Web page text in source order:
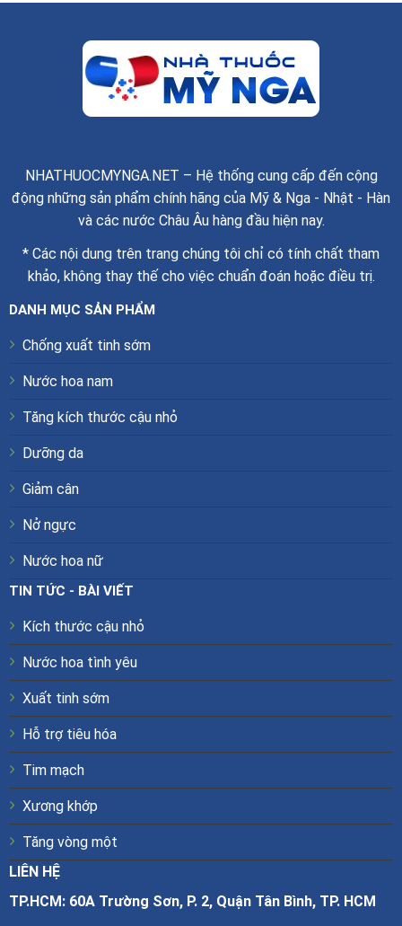
NHATHUOCMYNGA.NET – Hệ thống cung cấp đến cộng
động những sản phẩm chính hãng của Mỹ & Nga - Nhật - Hàn
và các nước Châu Âu hàng đầu hiện nay.
* Các nội dung trên trang chúng tôi chỉ có tính chất tham
khảo, không thay thế cho việc chuẩn đoán hoặc điều trị.
DANH MỤC SẢN PHẨM
Chống xuất tinh sớm
Nước hoa nam
Tăng kích thước cậu nhỏ
Dưỡng da
Giảm cân
Nở ngực
Nước hoa nữ
TIN TỨC - BÀI VIẾT
Kích thước cậu nhỏ
Nước hoa tình yêu
Xuất tinh sớm
Hỗ trợ tiêu hóa
Tim mạch
Xương khớp
Tăng vòng một
LIÊN HỆ
TP.HCM: 60A Trường Sơn, P. 2, Quận Tân Bình, TP. HCM